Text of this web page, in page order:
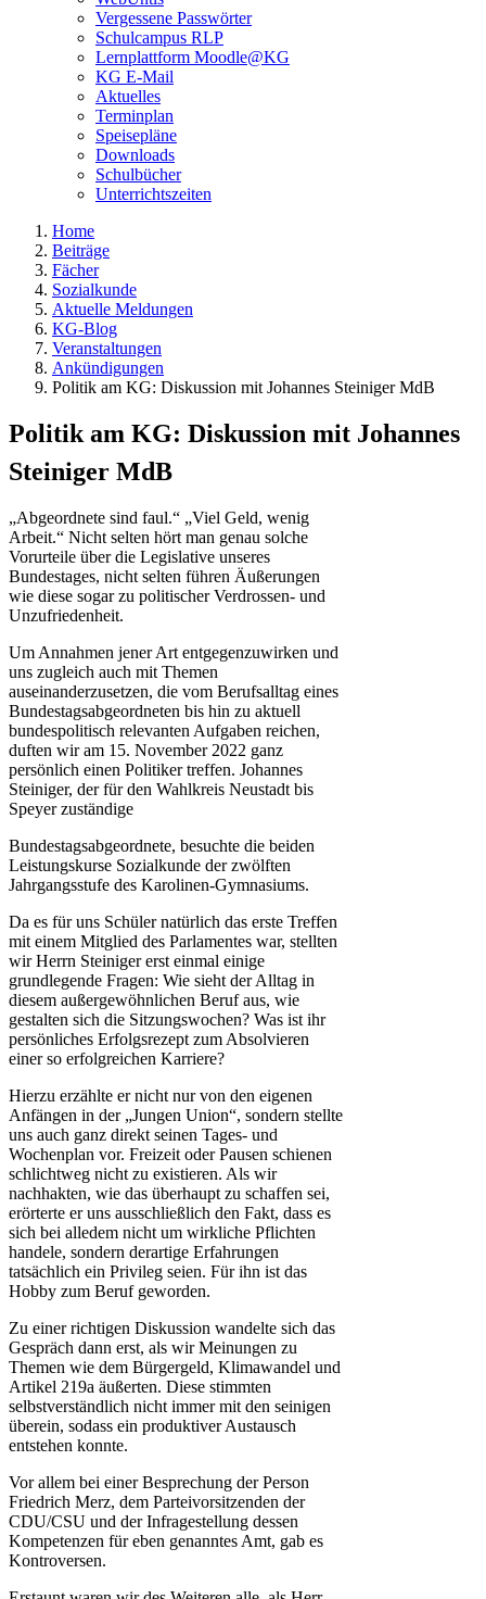
Vergessene Passwörter
Schulcampus RLP
Lernplattform Moodle@KG
KG E-Mail
Aktuelles
Terminplan
Speisepläne
Downloads
Schulbücher
Unterrichtszeiten
Home
Beiträge
Fächer
Sozialkunde
Aktuelle Meldungen
KG-Blog
Veranstaltungen
Ankündigungen
Politik am KG: Diskussion mit Johannes Steiniger MdB
Politik am KG: Diskussion mit Johannes
Steiniger MdB
„Abgeordnete sind faul.“ „Viel Geld, wenig
Arbeit.“ Nicht selten hört man genau solche
Vorurteile über die Legislative unseres
Bundestages, nicht selten führen Äußerungen
wie diese sogar zu politischer Verdrossen- und
Unzufriedenheit.
Um Annahmen jener Art entgegenzuwirken und
uns zugleich auch mit Themen
auseinanderzusetzen, die vom Berufsalltag eines
Bundestagsabgeordneten bis hin zu aktuell
bundespolitisch relevanten Aufgaben reichen,
duften wir am 15. November 2022 ganz
persönlich einen Politiker treffen. Johannes
Steiniger, der für den Wahlkreis Neustadt bis
Speyer zuständige
Bundestagsabgeordnete, besuchte die beiden
Leistungskurse Sozialkunde der zwölften
Jahrgangsstufe des Karolinen-Gymnasiums.
Da es für uns Schüler natürlich das erste Treffen
mit einem Mitglied des Parlamentes war, stellten
wir Herrn Steiniger erst einmal einige
grundlegende Fragen: Wie sieht der Alltag in
diesem außergewöhnlichen Beruf aus, wie
gestalten sich die Sitzungswochen? Was ist ihr
persönliches Erfolgsrezept zum Absolvieren
einer so erfolgreichen Karriere?
Hierzu erzählte er nicht nur von den eigenen
Anfängen in der „Jungen Union“, sondern stellte
uns auch ganz direkt seinen Tages- und
Wochenplan vor. Freizeit oder Pausen schienen
schlichtweg nicht zu existieren. Als wir
nachhakten, wie das überhaupt zu schaffen sei,
erörterte er uns ausschließlich den Fakt, dass es
sich bei alledem nicht um wirkliche Pflichten
handele, sondern derartige Erfahrungen
tatsächlich ein Privileg seien. Für ihn ist das
Hobby zum Beruf geworden.
Zu einer richtigen Diskussion wandelte sich das
Gespräch dann erst, als wir Meinungen zu
Themen wie dem Bürgergeld, Klimawandel und
Artikel 219a äußerten. Diese stimmten
selbstverständlich nicht immer mit den seinigen
überein, sodass ein produktiver Austausch
entstehen konnte.
Vor allem bei einer Besprechung der Person
Friedrich Merz, dem Parteivorsitzenden der
CDU/CSU und der Infragestellung dessen
Kompetenzen für eben genanntes Amt, gab es
Kontroversen.